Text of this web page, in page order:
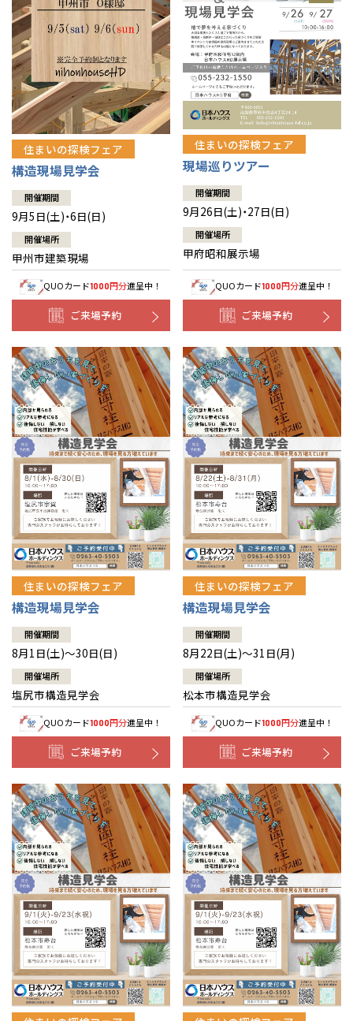
住まいの探検フェア
構造現場見学会
開催期間
9月5日(土)・6日(日)
開催場所
甲州市建築現場
QUOカード1000円分進呈中！
ご来場予約
住まいの探検フェア
現場巡りツアー
開催期間
9月26日(土)・27日(日)
開催場所
甲府昭和展示場
QUOカード1000円分進呈中！
ご来場予約
住まいの探検フェア
構造現場見学会
開催期間
8月1日(土)～30日(日)
開催場所
塩尻市構造見学会
QUOカード1000円分進呈中！
ご来場予約
住まいの探検フェア
構造現場見学会
開催期間
8月22日(土)～31日(月)
開催場所
松本市構造見学会
QUOカード1000円分進呈中！
ご来場予約